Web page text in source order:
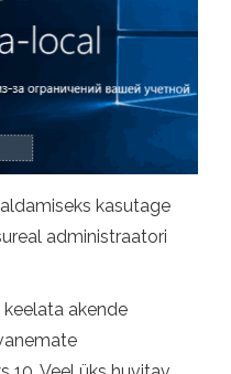
kasutage
administraatori
keelata akende